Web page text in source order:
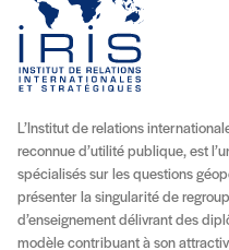
L’Institut de relations
reconnue d’utilité publique, est
spécialisés sur les questions
présenter la singularité de
d’enseignement délivrant des
modèle contribuant à son